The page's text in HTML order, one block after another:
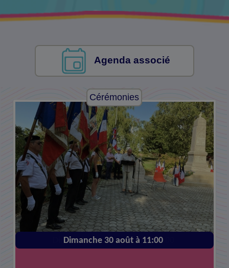
Agenda associé
Cérémonies
Dimanche 30 août à 11:00
Cérémonies
Dimanche 01 novembre à 11:00